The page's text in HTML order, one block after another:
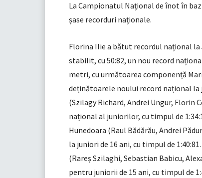
La Campionatul Național de înot în
șase recorduri naționale.
Florina Ilie a bătut recordul național la
stabilit, cu 50:82, un nou record
metri, cu următoarea componență
deținătoarele noului record național la
(Szilagy Richard, Andrei Ungur, Florin
național al juniorilor, cu timpul de
Hunedoara (Raul Bădărău, Andrei
la juniori de 16 ani, cu timpul de
(Rareș Szilaghi, Sebastian Babicu,
pentru juniorii de 15 ani, cu timpul de